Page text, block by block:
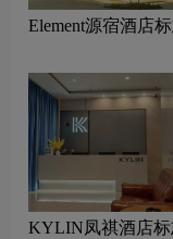
Element源宿酒店
KYLIN凤祺酒店标